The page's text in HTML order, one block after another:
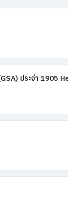
ประจำ 1905